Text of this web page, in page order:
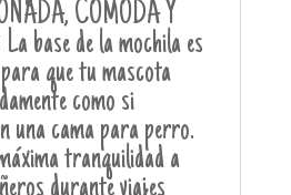
CÓMODA Y
base de la mochila es
que tu mascota
como si
una cama para perro.
tranquilidad a